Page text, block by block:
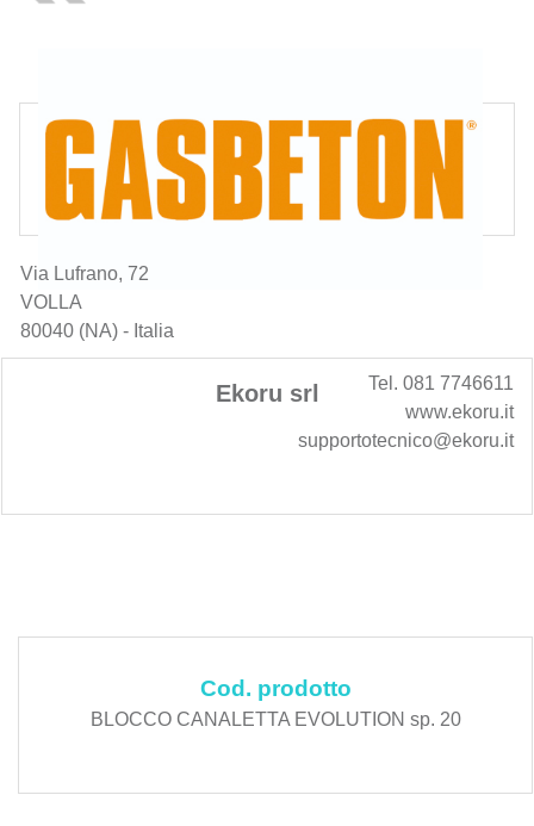
Ekoru srl
Via Lufrano, 72
VOLLA
80040 (NA) - Italia
Tel. 081 7746611
www.ekoru.it
supportotecnico@ekoru.it
Cod. prodotto
BLOCCO CANALETTA EVOLUTION sp. 20